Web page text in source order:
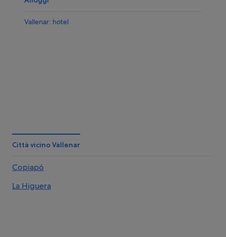
Vallenar: hotel
Città vicino Vallenar
Copiapó
La Higuera